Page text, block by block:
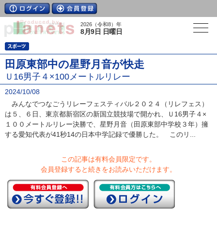
2026（令和8）年
8月9日 日曜日
田原東部中の星野月音が快走
Ｕ16男子４×100メートルリレー
2024/10/08
みんなでつなごうリレーフェスティバル２０２４（リレフェス）
は５、６日、東京都新宿区の新国立競技場で開かれ、Ｕ16男子４×
１００メートルリレー決勝で、星野月音（田原東部中学校３年）擁
する愛知代表が41秒14の日本中学記録で優勝した。 このリ...
この記事は有料会員限定です。
会員登録すると続きをお読みいただけます。